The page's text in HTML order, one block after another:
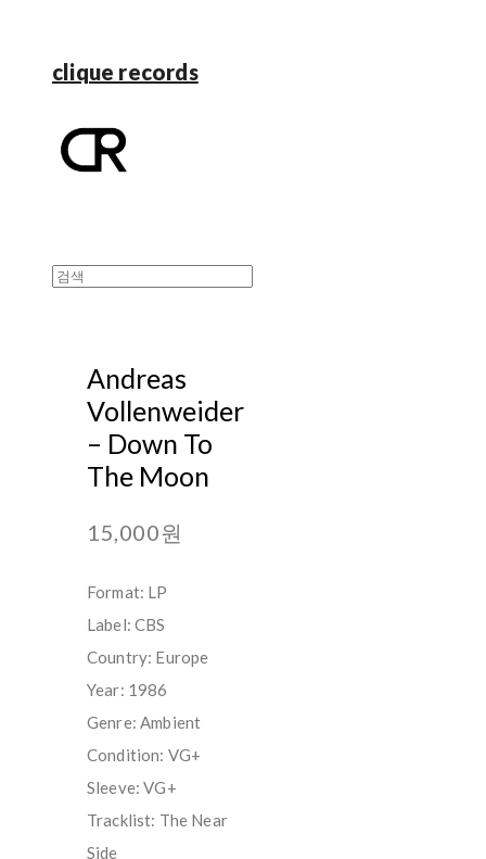
clique records
Andreas
Vollenweider
– Down To
The Moon
15,000원
Format: LP
Label: CBS
Country: Europe
Year: 1986
Genre: Ambient
Condition: VG+
Sleeve: VG+
Tracklist: The Near
Side